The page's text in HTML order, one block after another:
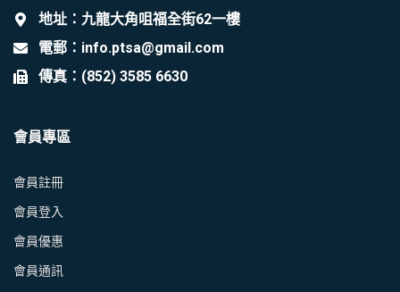
地址：九龍大角咀福全街62一樓
電郵：info.ptsa@gmail.com
傳真：(852) 3585 6630
會員專區
會員註冊
會員登入
會員優惠
會員通訊